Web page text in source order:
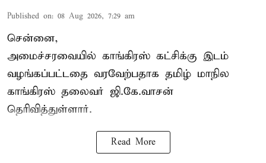
Published on: 08 Aug 2026, 7:29 am
சென்னை,
அமைச்சரவையில் காங்கிரஸ் கட்சிக்கு இடம்
வழங்கப்பட்டதை வரவேற்பதாக தமிழ் மாநில
காங்கிரஸ் தலைவர் ஜி.கே.வாசன்
தெரிவித்துள்ளார்.
Read More